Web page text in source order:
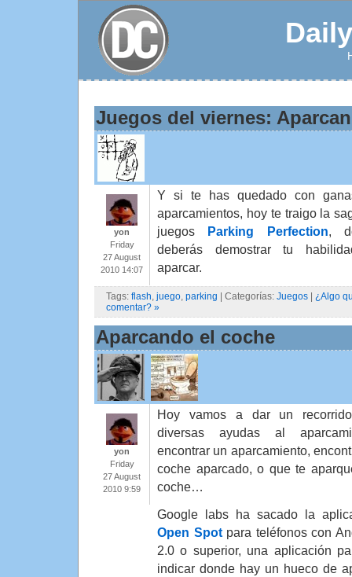
Juegos del viernes:
yon
Friday
27 August
2010 14:07
Y si te has quedado con
aparcamientos, hoy te traigo la
juegos Parking Perfection ,
deberás demostrar tu
aparcar.
Tags: flash, juego, parking | Categorías: Juegos
¿Algo
comentar? »
Aparcando el coche
yon
Friday
27 August
2010 9:59
Hoy vamos a dar un
diversas ayudas al
encontrar un aparcamiento,
coche aparcado, o que te
coche…
Google labs ha sacado la
Open Spotpara teléfonos con
2.0 o superior, una aplicación
indicar donde hay un hueco de